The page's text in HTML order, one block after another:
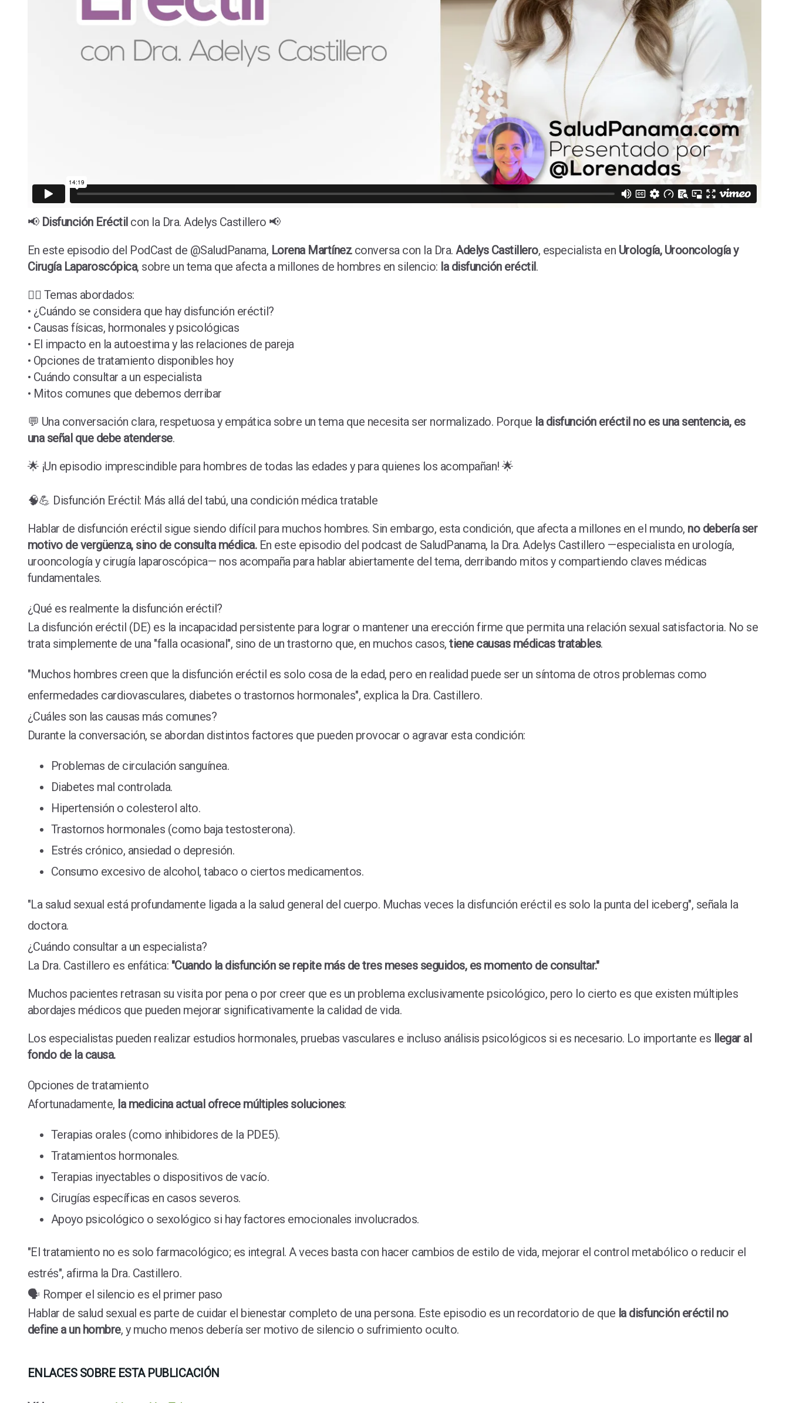
📢 Disfunción Eréctil con la Dra. Adelys Castillero 📢
En este episodio del PodCast de @SaludPanama, Lorena Martínezconversa con la Dra.Adelys Castillero, especialista en Urología, Urooncología y
Cirugía Laparoscópica, sobre un tema que afecta a millones de hombres en silencio: la disfunción eréctil.
👨‍⚕️ Temas abordados:
• ¿Cuándo se considera que hay disfunción eréctil?
• Causas físicas, hormonales y psicológicas
• El impacto en la autoestima y las relaciones de pareja
• Opciones de tratamiento disponibles hoy
• Cuándo consultar a un especialista
• Mitos comunes que debemos derribar
💬 Una conversación clara, respetuosa y empática sobre un tema que necesita ser normalizado. Porque la disfunción eréctil no es una sentencia, es
una señal que debe atenderse.
🌟 ¡Un episodio imprescindible para hombres de todas las edades y para quienes los acompañan! 🌟
🧠💪 Disfunción Eréctil: Más allá del tabú, una condición médica tratable
Hablar de disfunción eréctil sigue siendo difícil para muchos hombres. Sin embargo, esta condición, que afecta a millones en el mundo, no debería ser
motivo de vergüenza, sino de consulta médica.En este episodio del podcast de SaludPanama, la Dra. Adelys Castillero —especialista en urología,
urooncología y cirugía laparoscópica— nos acompaña para hablar abiertamente del tema, derribando mitos y compartiendo claves médicas
fundamentales.
¿Qué es realmente la disfunción eréctil?
La disfunción eréctil (DE) es la incapacidad persistente para lograr o mantener una erección firme que permita una relación sexual satisfactoria. No se
trata simplemente de una "falla ocasional", sino de un trastorno que, en muchos casos,tiene causas médicas tratables.
"Muchos hombres creen que la disfunción eréctil es solo cosa de la edad, pero en realidad puede ser un síntoma de otros problemas como
enfermedades cardiovasculares, diabetes o trastornos hormonales", explica la Dra. Castillero.
¿Cuáles son las causas más comunes?
Durante la conversación, se abordan distintos factores que pueden provocar o agravar esta condición:
Problemas de circulación sanguínea.
Diabetes mal controlada.
Hipertensión o colesterol alto.
Trastornos hormonales (como baja testosterona).
Estrés crónico, ansiedad o depresión.
Consumo excesivo de alcohol, tabaco o ciertos medicamentos.
"La salud sexual está profundamente ligada a la salud general del cuerpo. Muchas veces la disfunción eréctil es solo la punta del iceberg", señala la
doctora.
¿Cuándo consultar a un especialista?
La Dra. Castillero es enfática: "Cuando la disfunción se repite más de tres meses seguidos, es momento de consultar."
Muchos pacientes retrasan su visita por pena o por creer que es un problema exclusivamente psicológico, pero lo cierto es que existen múltiples
abordajes médicos que pueden mejorar significativamente la calidad de vida.
Los especialistas pueden realizar estudios hormonales, pruebas vasculares e incluso análisis psicológicos si es necesario. Lo importante es llegar al
fondo de la causa.
Opciones de tratamiento
Afortunadamente, la medicina actual ofrece múltiples soluciones:
Terapias orales (como inhibidores de la PDE5).
Tratamientos hormonales.
Terapias inyectables o dispositivos de vacío.
Cirugías específicas en casos severos.
Apoyo psicológico o sexológico si hay factores emocionales involucrados.
"El tratamiento no es solo farmacológico; es integral. A veces basta con hacer cambios de estilo de vida, mejorar el control metabólico o reducir el
estrés", afirma la Dra. Castillero.
🗣️ Romper el silencio es el primer paso
Hablar de salud sexual es parte de cuidar el bienestar completo de una persona. Este episodio es un recordatorio de que la disfunción eréctil no
define a un hombre, y mucho menos debería ser motivo de silencio o sufrimiento oculto.
ENLACES SOBRE ESTA PUBLICACIÓN